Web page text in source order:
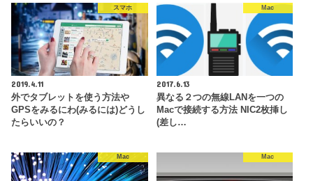
スマホ
2019.4.11
外でタブレットを使う方法や
GPSをみるにわ(みるには)どうし
たらいいの？
Mac
2017.6.13
異なる２つの無線LANを一つの
Macで接続する方法 NIC2枚挿し
(差し…
Mac Mac